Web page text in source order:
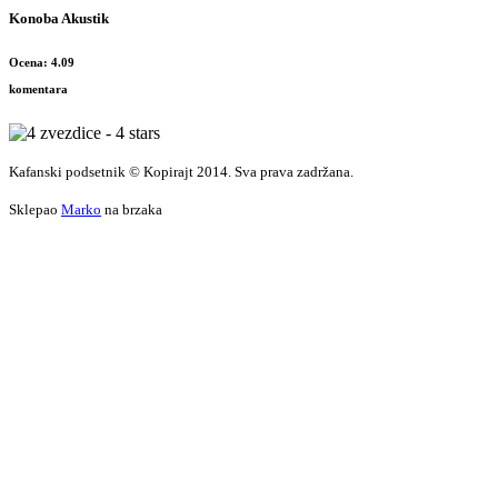
Konoba Akustik
Ocena: 4.09
komentara
Kafanski podsetnik © Kopirajt 2014. Sva prava zadržana.
Sklepao Marko na brzaka